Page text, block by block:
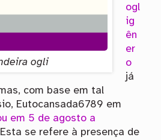
ogli
ogl
ig
ên
er
o
já
com base em tal
Eutocansada6789 em
em 5 de agosto a
se refere à presença de